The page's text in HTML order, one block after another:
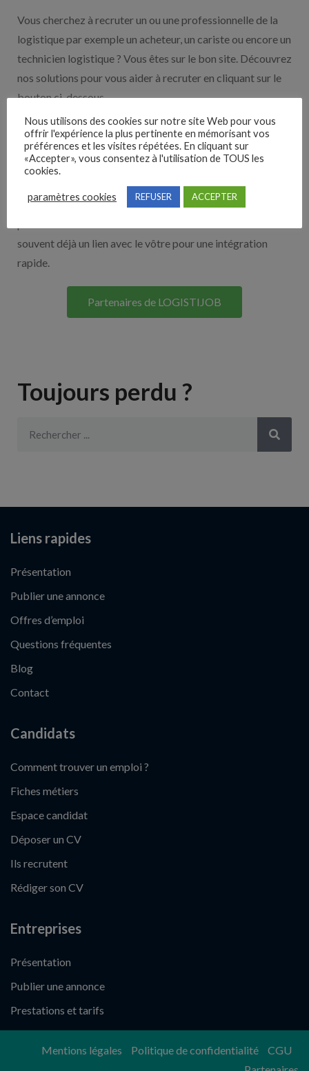
Vous cherchez à recruter un ou une professionnelle de la
logistique par exemple un acheteur, un cariste ou encore un
technicien logistique ? Vous êtes sur le bon site. Découvrez
nos solutions pour vous aider à recruter en cliquant sur le
bouton ci-dessous.
Nos solutions entreprises
Découvrez nos partenaires ! Moteurs de recherches,
multidiffuseurs, sites payant… nombreux sont nos
souvent déjà un lien avec le vôtre pour une intégration
rapide.
Partenaires de LOGISTIJOB
Toujours perdu ?
Liens rapides
Présentation
Publier une annonce
Offres d’emploi
Questions fréquentes
Blog
Contact
Candidats
Comment trouver un emploi ?
Fiches métiers
Espace candidat
Déposer un CV
Ils recrutent
Rédiger son CV
Entreprises
Présentation
Publier une annonce
Prestations et tarifs
Mentions légales Politique de confidentialité
CGU
Nous utilisons des cookies sur notre site Web pour vous
offrir l'expérience la plus pertinente en mémorisant vos
préférences et les visites répétées. En cliquant sur
«Accepter», vous consentez à l'utilisation de TOUS les
cookies.
paramètres cookies REFUSER ACCEPTER